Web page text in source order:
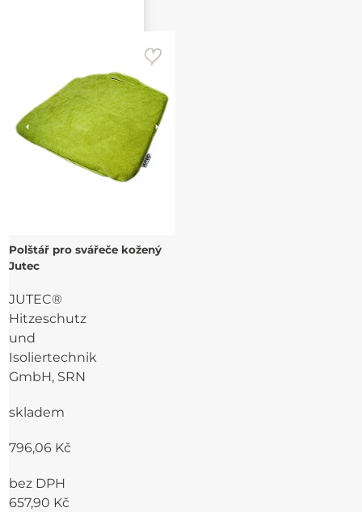
Polštář pro svářeče kožený
Jutec
JUTEC®
Hitzeschutz
und
Isoliertechnik
GmbH, SRN
skladem
796,06 Kč
bez DPH
657,90 Kč